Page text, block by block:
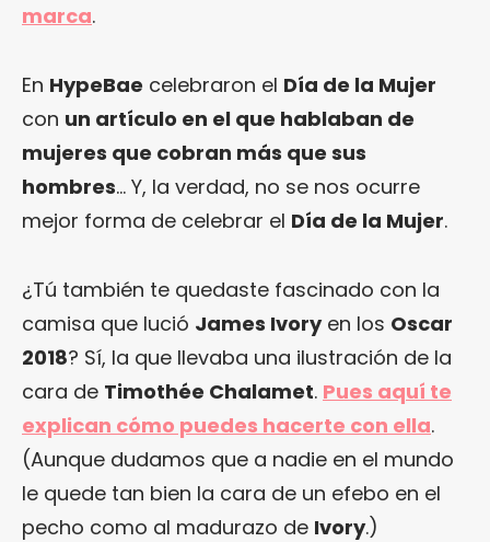
marca.
En HypeBae celebraron el Día de la Mujer
con un artículo en el que hablaban de
mujeres que cobran más que sus
hombres… Y, la verdad, no se nos ocurre
mejor forma de celebrar el Día de la Mujer.
¿Tú también te quedaste fascinado con la
camisa que lució James Ivoryen los Oscar
2018? Sí, la que llevaba una ilustración de la
cara de Timothée Chalamet. Pues aquí te
explican cómo puedes hacerte con ella.
(Aunque dudamos que a nadie en el mundo
le quede tan bien la cara de un efebo en el
pecho como al madurazo de Ivory.)